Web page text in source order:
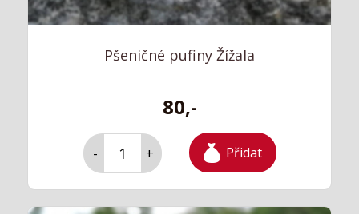
Pšeničné pufiny Žížala
80,-
- + Přidat